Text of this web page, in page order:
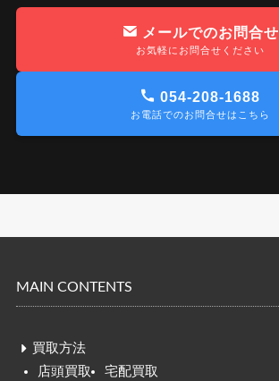
メールでのお問合せ
お気軽にお問合せください
054-208-1688
お電話でのお問合せはこちら
MAIN CONTENTS
買取方法
店頭買取
宅配買取